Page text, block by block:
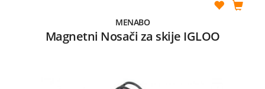
MENABO
Magnetni Nosači za skije IGLOO